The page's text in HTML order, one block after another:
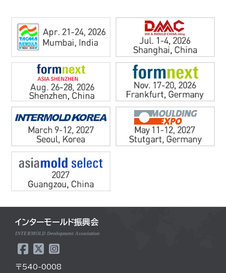
インターモールド振興会
INTERMOLD Development Association
〒540-0008